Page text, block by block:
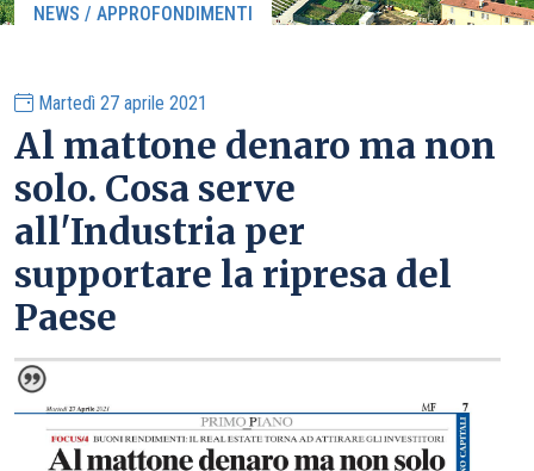
NEWS / APPROFONDIMENTI
Martedì 27 aprile 2021
Al mattone denaro ma non
solo. Cosa serve
all'Industria per
supportare la ripresa del
Paese